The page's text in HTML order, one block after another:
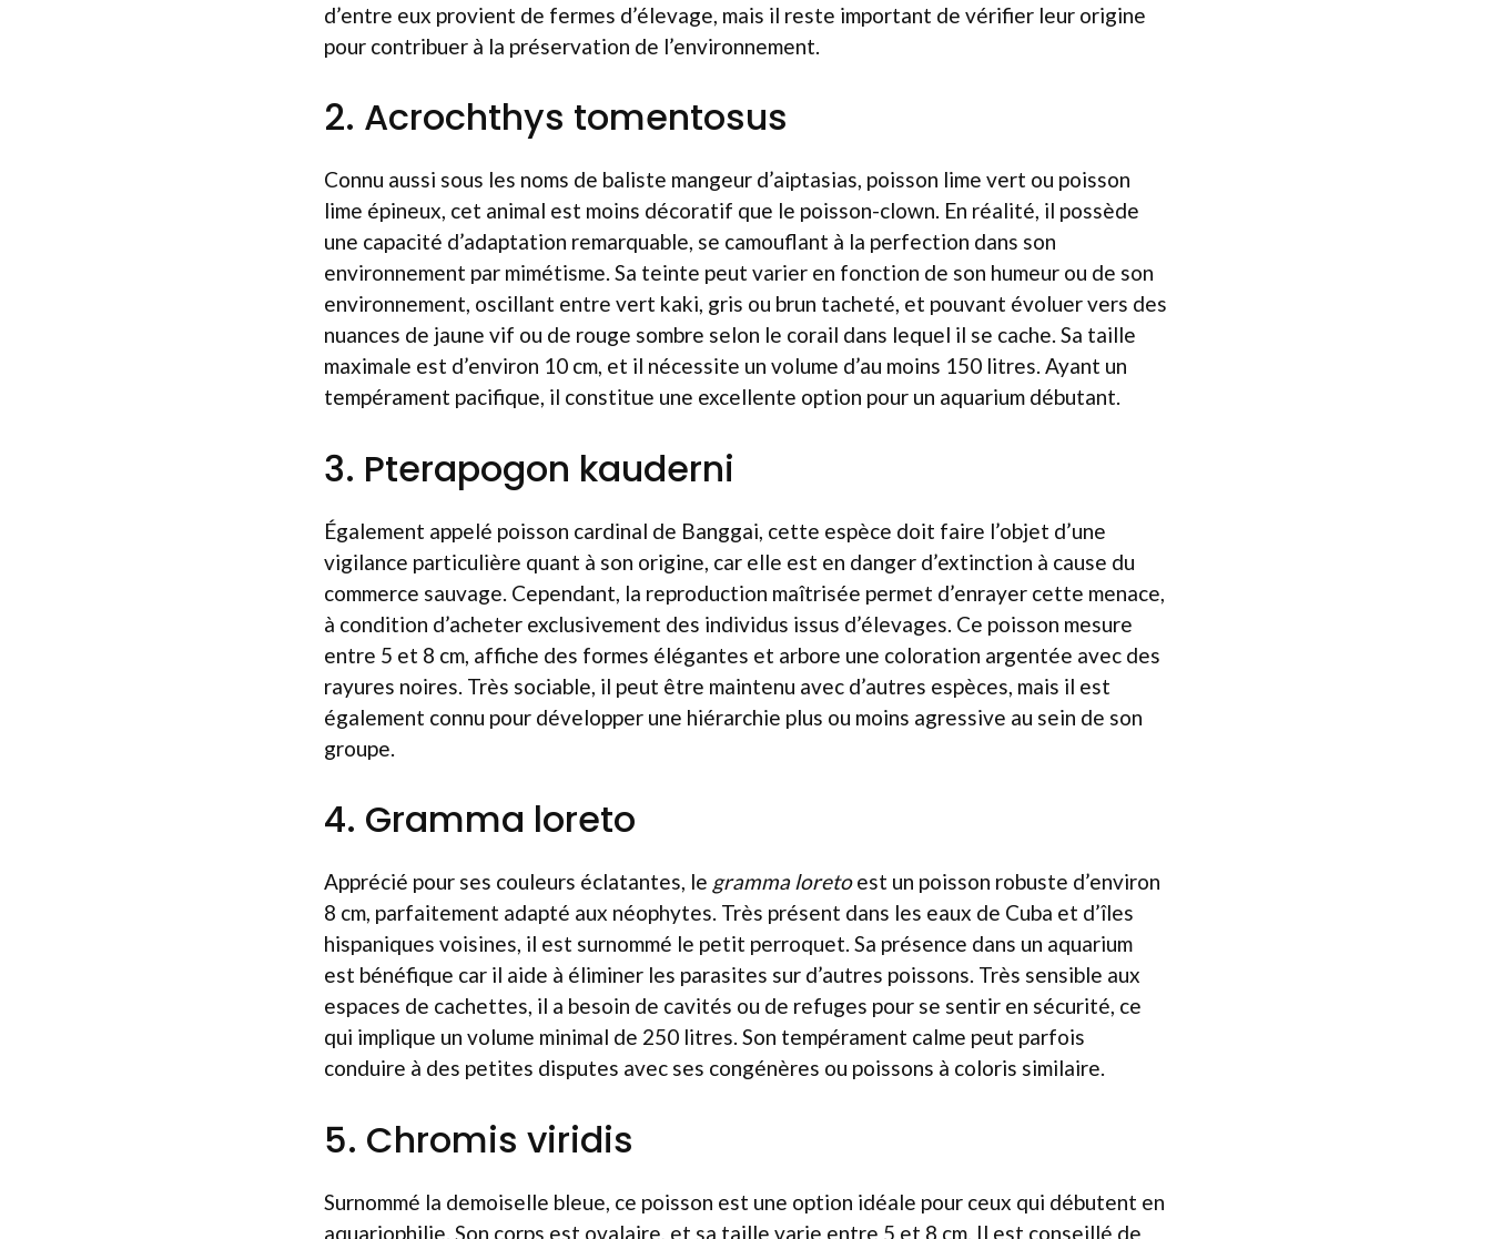
d’entre eux provient de fermes d’élevage, mais il reste important de vérifier leur origine
pour contribuer à la préservation de l’environnement.
2. Acrochthys tomentosus
Connu aussi sous les noms de baliste mangeur d’aiptasias, poisson lime vert ou poisson
lime épineux, cet animal est moins décoratif que le poisson-clown. En réalité, il possède
une capacité d’adaptation remarquable, se camouflant à la perfection dans son
environnement par mimétisme. Sa teinte peut varier en fonction de son humeur ou de son
environnement, oscillant entre vert kaki, gris ou brun tacheté, et pouvant évoluer vers des
nuances de jaune vif ou de rouge sombre selon le corail dans lequel il se cache. Sa taille
maximale est d’environ 10 cm, et il nécessite un volume d’au moins 150 litres. Ayant un
tempérament pacifique, il constitue une excellente option pour un aquarium débutant.
3. Pterapogon kauderni
Également appelé poisson cardinal de Banggai, cette espèce doit faire l’objet d’une
vigilance particulière quant à son origine, car elle est en danger d’extinction à cause du
commerce sauvage. Cependant, la reproduction maîtrisée permet d’enrayer cette menace,
à condition d’acheter exclusivement des individus issus d’élevages. Ce poisson mesure
entre 5 et 8 cm, affiche des formes élégantes et arbore une coloration argentée avec des
rayures noires. Très sociable, il peut être maintenu avec d’autres espèces, mais il est
également connu pour développer une hiérarchie plus ou moins agressive au sein de son
groupe.
4. Gramma loreto
Apprécié pour ses couleurs éclatantes, le gramma loretoest un poisson robuste d’environ
8 cm, parfaitement adapté aux néophytes. Très présent dans les eaux de Cuba et d’îles
hispaniques voisines, il est surnommé le petit perroquet. Sa présence dans un aquarium
est bénéfique car il aide à éliminer les parasites sur d’autres poissons. Très sensible aux
espaces de cachettes, il a besoin de cavités ou de refuges pour se sentir en sécurité, ce
qui implique un volume minimal de 250 litres. Son tempérament calme peut parfois
conduire à des petites disputes avec ses congénères ou poissons à coloris similaire.
5. Chromis viridis
Surnommé la demoiselle bleue, ce poisson est une option idéale pour ceux qui débutent en
aquariophilie. Son corps est ovalaire, et sa taille varie entre 5 et 8 cm. Il est conseillé de